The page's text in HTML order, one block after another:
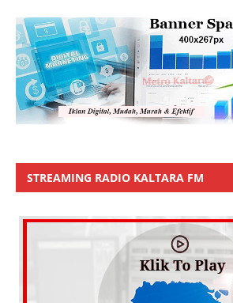
STREAMING RADIO KALTARA FM